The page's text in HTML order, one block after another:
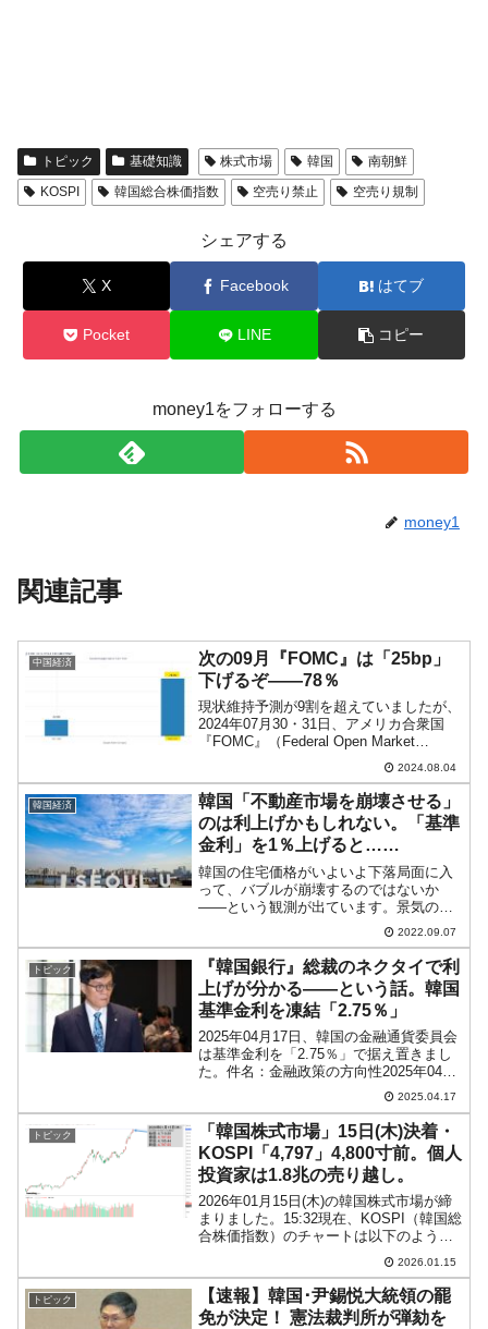
トピック 基礎知識 株式市場 韓国
南朝鮮
KOSPI
韓国総合株価指数 空売り禁止 空売り規制
シェアする
X Facebook はてブ
Pocket LINE コピー
money1をフォローする
money1
関連記事
中国経済
次の09月『FOMC』は「25bp」
下げるぞ――78％
現状維持予測が9割を超えていましたが、
2024年07月30・31日、アメリカ合衆国
『FOMC』（Federal Open Market
Committeeの略：連邦公開市場委員会）
は、予想どおり政策金利を「5.25～
5.50％」で据え置きと...
2024.08.04
韓国経済
韓国「不動産市場を崩壊させる」
のは利上げかもしれない。「基準
金利」を1％上げると……
韓国の住宅価格がいよいよ下落局面に入
って、バブルが崩壊するのではないか
――という観測が出ています。景気の先
行きが暗いので、ここでバブル崩壊なん
てことになると韓国は大変困ったことに
なります。不動産市場がどのように推移
するかは、韓国ウォッチャー...
2022.09.07
トピック
『韓国銀行』総裁のネクタイで利
上げが分かる――という話。韓国
基準金利を凍結「2.75％」
2025年04月17日、韓国の金融通貨委員会
は基準金利を「2.75％」で据え置きまし
た。件名：金融政策の方向性2025年04月
17日 公報 2025-04-15号この資料は配布開
始後に取り扱ってください。□ 2025年04
月17日、韓国銀行...
2025.04.17
トピック
「韓国株式市場」15日(木)決着・
KOSPI「4,797」4,800寸前。個人
投資家は1.8兆の売り越し。
2026年01月15日(木)の韓国株式市場が締
まりました。15:32現在、KOSPI（韓国総
合株価指数）のチャートは以下のように
『Investing.com』より引用）。くっきり
陽線で締まりました。KOSPIは「4,...
2026.01.15
トピック
【速報】韓国･尹錫悦大統領の罷
免が決定！ 憲法裁判所が弾劾を